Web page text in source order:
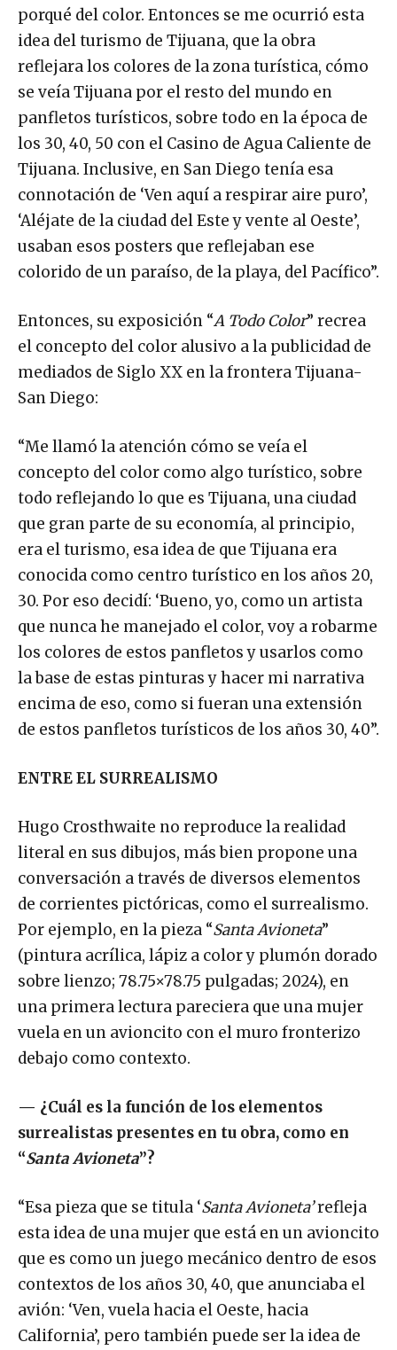
porqué del color. Entonces se me ocurrió esta
idea del turismo de Tijuana, que la obra
reflejara los colores de la zona turística, cómo
se veía Tijuana por el resto del mundo en
panfletos turísticos, sobre todo en la época de
los 30, 40, 50 con el Casino de Agua Caliente de
Tijuana. Inclusive, en San Diego tenía esa
connotación de ‘Ven aquí a respirar aire puro’,
‘Aléjate de la ciudad del Este y vente al Oeste’,
usaban esos posters que reflejaban ese
colorido de un paraíso, de la playa, del Pacífico”.
Entonces, su exposición “A Todo Color” recrea
el concepto del color alusivo a la publicidad de
mediados de Siglo XX en la frontera Tijuana-
San Diego:
“Me llamó la atención cómo se veía el
concepto del color como algo turístico, sobre
todo reflejando lo que es Tijuana, una ciudad
que gran parte de su economía, al principio,
era el turismo, esa idea de que Tijuana era
conocida como centro turístico en los años 20,
30. Por eso decidí: ‘Bueno, yo, como un artista
que nunca he manejado el color, voy a robarme
los colores de estos panfletos y usarlos como
la base de estas pinturas y hacer mi narrativa
encima de eso, como si fueran una extensión
de estos panfletos turísticos de los años 30, 40”.
ENTRE EL SURREALISMO
Hugo Crosthwaite no reproduce la realidad
literal en sus dibujos, más bien propone una
conversación a través de diversos elementos
de corrientes pictóricas, como el surrealismo.
Por ejemplo, en la pieza “Santa Avioneta”
(pintura acrílica, lápiz a color y plumón dorado
sobre lienzo; 78.75×78.75 pulgadas; 2024), en
una primera lectura pareciera que una mujer
vuela en un avioncito con el muro fronterizo
debajo como contexto.
— ¿Cuál es la función de los elementos
surrealistas presentes en tu obra, como en
“Santa Avioneta”?
“Esa pieza que se titula ‘Santa Avioneta’refleja
esta idea de una mujer que está en un avioncito
que es como un juego mecánico dentro de esos
contextos de los años 30, 40, que anunciaba el
avión: ‘Ven, vuela hacia el Oeste, hacia
California’, pero también puede ser la idea de